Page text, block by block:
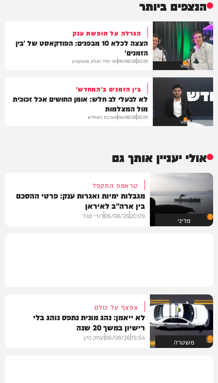
הנצפים ביותר
VOD
הגרלה על חופשת ענק
הצצה לכלא 10 מבפנים: הפודקאסט של 'בין
הזמנים'
20:00
06/08/26יוסי פלד ויצחק מושקוביץ
VOD
בין הזמנים ב'המחדש'
לא לבעלי לב חלש: אומן החושים אכל זכוכית
מול המצלמות
20:00
04/08/26מערכת המחדש
אולי יעניין אותך גם
מדיני
טראמפ התקפל
מגבלות ימיות ואגרות ענק: פרטי ההסכם
בין ארה"ב לאיראן
20:09
06/08/26דודי סגל
משטרה
צפצף על כולם
לא ייאמן: נהג מונית נתפס נוהג בלי
רישיון במשך 20 שנה
19:54
06/08/26יצחק כהן